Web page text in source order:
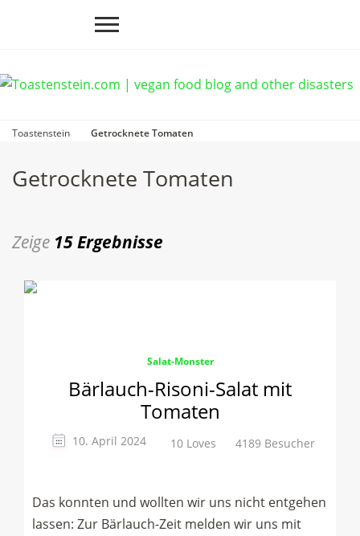
Toastenstein Getrocknete Tomaten
Getrocknete Tomaten
Zeige 15 Ergebnisse
Salat-Monster
Bärlauch-Risoni-Salat mit
Tomaten
10. April 2024 10 Loves 4189 Besucher
Das konnten und wollten wir uns nicht entgehen
lassen: Zur Bärlauch-Zeit melden wir uns mit